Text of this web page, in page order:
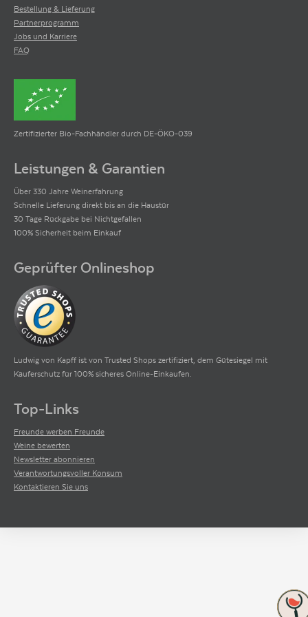
Bestellung & Lieferung
Partnerprogramm
Jobs und Karriere
FAQ
Zertifizierter Bio-Fachhändler durch DE-ÖKO-039
Leistungen & Garantien
Über 330 Jahre Weinerfahrung
Schnelle Lieferung direkt bis an die Haustür
30 Tage Rückgabe bei Nichtgefallen
100% Sicherheit beim Einkauf
Geprüfter Onlineshop
Ludwig von Kapff ist von Trusted Shops zertifiziert, dem Gütesiegel mit
Käuferschutz für 100% sicheres Online-Einkaufen.
Top-Links
Freunde werben Freunde
Weine bewerten
Newsletter abonnieren
Verantwortungsvoller Konsum
Kontaktieren Sie uns